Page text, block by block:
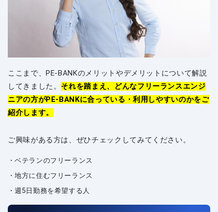
ここまで、PE-BANKのメリットやデメリットについて解説
してきました。 それを踏まえ、どんなフリーランスエンジ
ニアの方がPE-BANKに合っている・利用しやすいのかをご
紹介します。
ご興味がある方は、ぜひチェックしてみてください。
ベテランのフリーランス
地方に住むフリーランス
週5日勤務を希望する人